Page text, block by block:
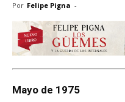
Por Felipe Pigna -
Mayo de 1975